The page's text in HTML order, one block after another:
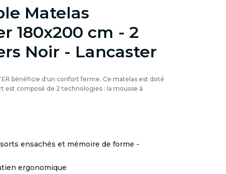
Matelas
180x200 cm - 2
Noir - Lancaster
bénéficie d'un confort ferme. Ce matelas est doté
est composé de 2 technologies : la mousse à
ensachés et mémoire de forme -
ergonomique